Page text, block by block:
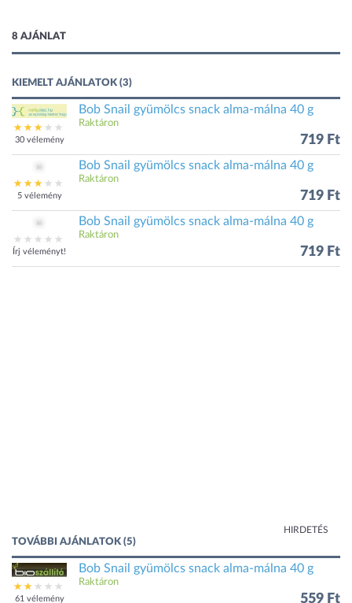
8 AJÁNLAT
KIEMELT AJÁNLATOK (3)
30 vélemény
Bob Snail gyümölcs snack alma-málna 40 g
Raktáron
719 Ft
5 vélemény
Bob Snail gyümölcs snack alma-málna 40 g
Raktáron
719 Ft
Írj véleményt!
Bob Snail gyümölcs snack alma-málna 40 g
Raktáron
719 Ft
HIRDETÉS
TOVÁBBI AJÁNLATOK (5)
61 vélemény
Bob Snail gyümölcs snack alma-málna 40 g
Raktáron
559 Ft